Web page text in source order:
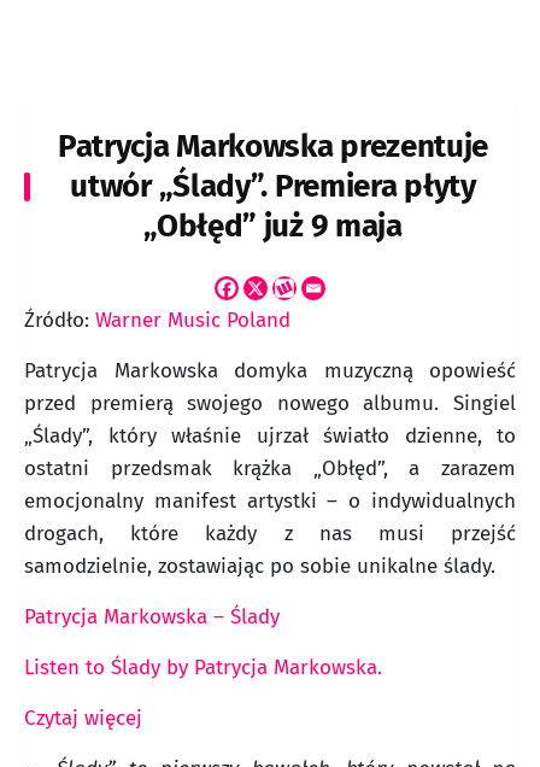
content
Patrycja Markowska prezentuje
utwór „Ślady”. Premiera płyty
„Obłęd” już 9 maja
Źródło: Warner Music Poland
Patrycja Markowska domyka muzyczną opowieść
przed premierą swojego nowego albumu. Singiel
„Ślady”, który właśnie ujrzał światło dzienne, to
ostatni przedsmak krążka „Obłęd”, a zarazem
emocjonalny manifest artystki – o indywidualnych
drogach, które każdy z nas musi przejść
samodzielnie, zostawiając po sobie unikalne ślady.
Patrycja Markowska – Ślady
Listen to Ślady by Patrycja Markowska.
Czytaj więcej